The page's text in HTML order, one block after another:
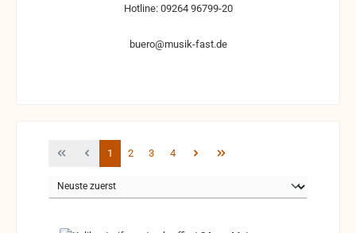
Hotline: 09264 96799-20
buero@musik-fast.de
Seite
1 Seite
2 Seite
3 Seite
4